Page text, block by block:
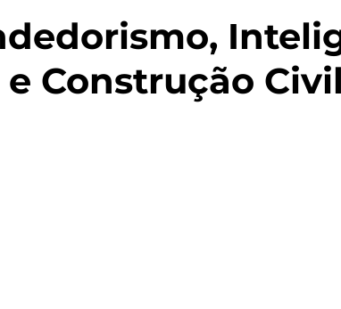
Digital
Construção Civil